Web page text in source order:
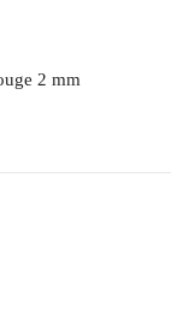
2 mm